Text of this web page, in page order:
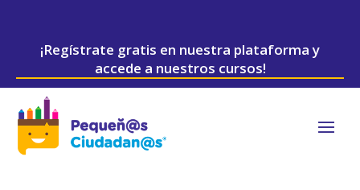
¡Regístrate gratis en nuestra plataforma y
accede a nuestros cursos!